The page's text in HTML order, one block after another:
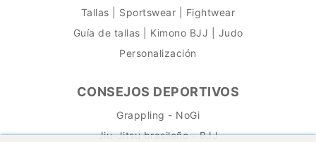
Tallas | Sportswear | Fightwear
Guía de tallas | Kimono BJJ | Judo
Personalización
CONSEJOS DEPORTIVOS
Grappling - NoGi
Jiu-Jitsu brasileño - BJJ